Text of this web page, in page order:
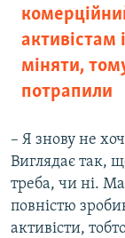
активістам
міняти,
потрапили
– Я знову не
Виглядає так,
треба, чи ні.
повністю
активісти,